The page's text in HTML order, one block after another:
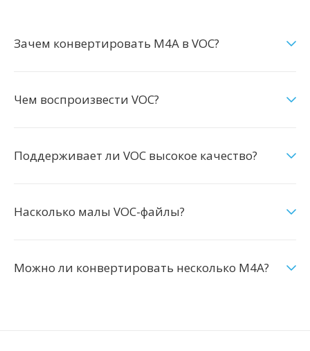
Зачем конвертировать M4A в VOC?
Чем воспроизвести VOC?
Поддерживает ли VOC высокое качество?
Насколько малы VOC-файлы?
Можно ли конвертировать несколько M4A?